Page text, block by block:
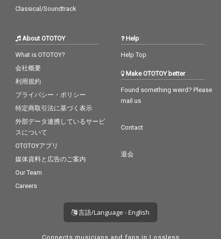
Classical/Soundtrack
About OTOTOY
What is OTOTOY?
会社概要
利用規約
プライバシー・ポリシー
特定商取引法に基づく表示
外部データ連携しているサービ
スについて
OTOTOYアプリ
媒体資料と広告のご案内
Our Team
Careers
Help
Help Top
Make OTOTOY better
Found something weird? Please
mail us
Contact
退会
言語/Language - English
Connects musicians and fans in Lossless